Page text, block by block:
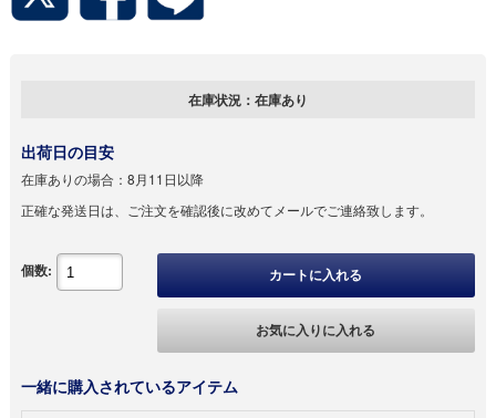
在庫状況： 在庫あり
出荷日の目安
在庫ありの場合： 8月11日以降
正確な発送日は、ご注文を確認後に改めてメールでご連絡致します。
個数: カートに入れる
お気に入りに入れる
一緒に購入されているアイテム